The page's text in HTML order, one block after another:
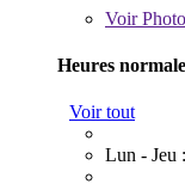
Voir
Heures
Voir tout
Lun - Jeu